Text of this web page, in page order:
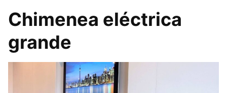
Chimenea eléctrica
grande